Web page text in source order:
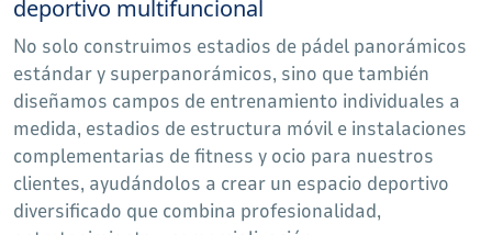
deportivo multifuncional
No solo construimos estadios de pádel panorámicos
estándar y superpanorámicos, sino que también
diseñamos campos de entrenamiento individuales a
medida, estadios de estructura móvil e instalaciones
complementarias de fitness y ocio para nuestros
clientes, ayudándolos a crear un espacio deportivo
diversificado que combina profesionalidad,